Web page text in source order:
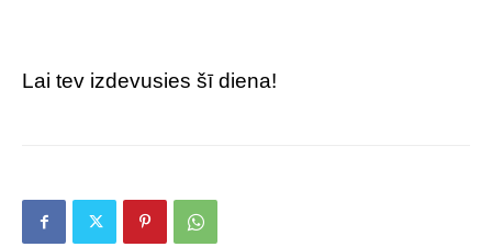
Lai tev izdevusies šī diena!